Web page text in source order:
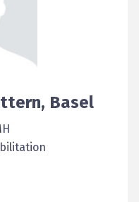
, Basel